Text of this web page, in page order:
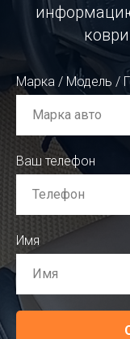
Марка / Модель /
Ваш телефон
Имя